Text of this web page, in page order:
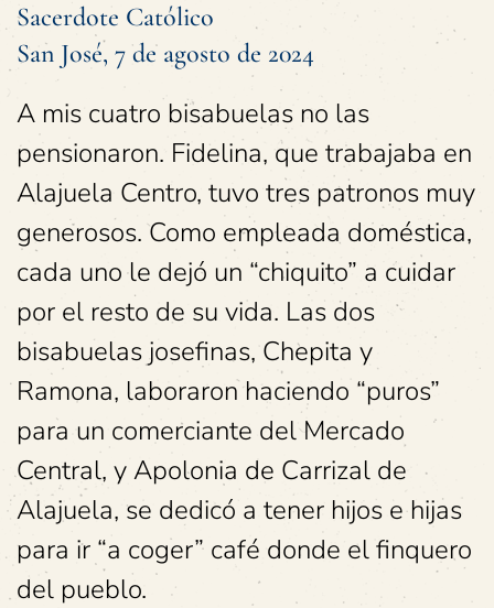
Sacerdote Católico
San José, 7 de agosto de 2024
A mis cuatro bisabuelas no las
pensionaron. Fidelina, que trabajaba en
Alajuela Centro, tuvo tres patronos muy
generosos. Como empleada doméstica,
cada uno le dejó un “chiquito” a cuidar
por el resto de su vida. Las dos
bisabuelas josefinas, Chepita y
Ramona, laboraron haciendo “puros”
para un comerciante del Mercado
Central, y Apolonia de Carrizal de
Alajuela, se dedicó a tener hijos e hijas
para ir “a coger” café donde el finquero
del pueblo.